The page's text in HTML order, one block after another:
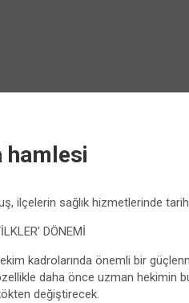
hamlesi
ilçelerin sağlık hizmetlerinde tarihi
DÖNEMİ
kadrolarında önemli bir
daha önce uzman hekimin
değiştirecek.